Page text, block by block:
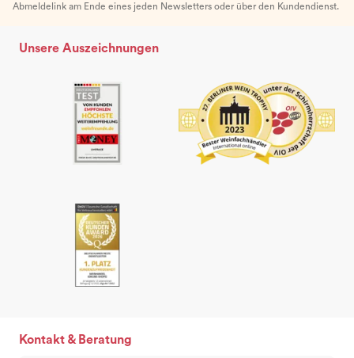
Abmeldelink am Ende eines jeden Newsletters oder über den Kundendienst.
Unsere Auszeichnungen
Kontakt & Beratung